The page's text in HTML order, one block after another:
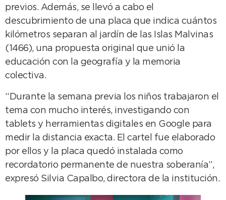
previos. Además, se llevó a cabo el
descubrimiento de una placa que indica cuántos
kilómetros separan al jardín de las Islas Malvinas
(1466), una propuesta original que unió la
educación con la geografía y la memoria
colectiva.
“Durante la semana previa los niños trabajaron el
tema con mucho interés, investigando con
tablets y herramientas digitales en Google para
medir la distancia exacta. El cartel fue elaborado
por ellos y la placa quedó instalada como
recordatorio permanente de nuestra soberanía”,
expresó Silvia Capalbo, directora de la institución.